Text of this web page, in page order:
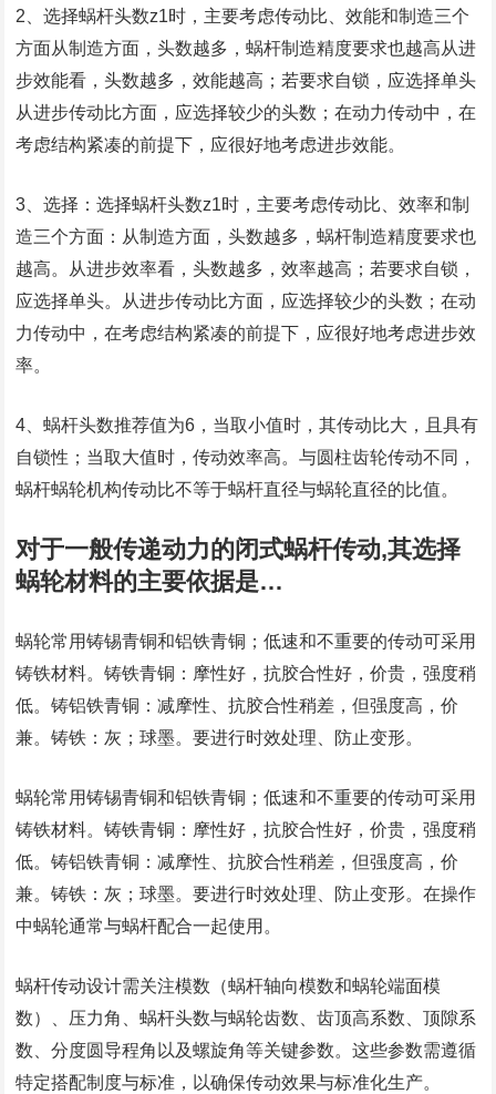
2、选择蜗杆头数z1时，主要考虑传动比、效能和制造三个
方面从制造方面，头数越多，蜗杆制造精度要求也越高从进
步效能看，头数越多，效能越高；若要求自锁，应选择单头
从进步传动比方面，应选择较少的头数；在动力传动中，在
考虑结构紧凑的前提下，应很好地考虑进步效能。
3、选择：选择蜗杆头数z1时，主要考虑传动比、效率和制
造三个方面：从制造方面，头数越多，蜗杆制造精度要求也
越高。从进步效率看，头数越多，效率越高；若要求自锁，
应选择单头。从进步传动比方面，应选择较少的头数；在动
力传动中，在考虑结构紧凑的前提下，应很好地考虑进步效
率。
4、蜗杆头数推荐值为6，当取小值时，其传动比大，且具有
自锁性；当取大值时，传动效率高。与圆柱齿轮传动不同，
蜗杆蜗轮机构传动比不等于蜗杆直径与蜗轮直径的比值。
对于一般传递动力的闭式蜗杆传动,其选择
蜗轮材料的主要依据是…
蜗轮常用铸锡青铜和铝铁青铜；低速和不重要的传动可采用
铸铁材料。铸铁青铜：摩性好，抗胶合性好，价贵，强度稍
低。铸铝铁青铜：减摩性、抗胶合性稍差，但强度高，价
兼。铸铁：灰；球墨。要进行时效处理、防止变形。
蜗轮常用铸锡青铜和铝铁青铜；低速和不重要的传动可采用
铸铁材料。铸铁青铜：摩性好，抗胶合性好，价贵，强度稍
低。铸铝铁青铜：减摩性、抗胶合性稍差，但强度高，价
兼。铸铁：灰；球墨。要进行时效处理、防止变形。在操作
中蜗轮通常与蜗杆配合一起使用。
蜗杆传动设计需关注模数（蜗杆轴向模数和蜗轮端面模
数）、压力角、蜗杆头数与蜗轮齿数、齿顶高系数、顶隙系
数、分度圆导程角以及螺旋角等关键参数。这些参数需遵循
特定搭配制度与标准，以确保传动效果与标准化生产。